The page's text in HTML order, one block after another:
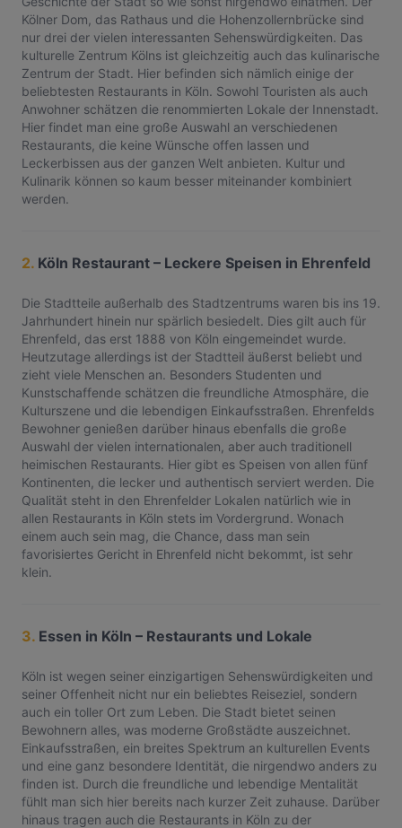
Kölner Dom, das Rathaus und die Hohenzollernbrücke sind
nur drei der vielen interessanten Sehenswürdigkeiten. Das
kulturelle Zentrum Kölns ist gleichzeitig auch das kulinarische
Zentrum der Stadt. Hier befinden sich nämlich einige der
beliebtesten Restaurants in Köln. Sowohl Touristen als auch
Anwohner schätzen die renommierten Lokale der Innenstadt.
Hier findet man eine große Auswahl an verschiedenen
Restaurants, die keine Wünsche offen lassen und
Leckerbissen aus der ganzen Welt anbieten. Kultur und
Kulinarik können so kaum besser miteinander kombiniert
werden.
2. Köln Restaurant – Leckere Speisen in Ehrenfeld
Die Stadtteile außerhalb des Stadtzentrums waren bis ins 19.
Jahrhundert hinein nur spärlich besiedelt. Dies gilt auch für
Ehrenfeld, das erst 1888 von Köln eingemeindet wurde.
Heutzutage allerdings ist der Stadtteil äußerst beliebt und
zieht viele Menschen an. Besonders Studenten und
Kunstschaffende schätzen die freundliche Atmosphäre, die
Kulturszene und die lebendigen Einkaufsstraßen. Ehrenfelds
Bewohner genießen darüber hinaus ebenfalls die große
Auswahl der vielen internationalen, aber auch traditionell
heimischen Restaurants. Hier gibt es Speisen von allen fünf
Kontinenten, die lecker und authentisch serviert werden. Die
Qualität steht in den Ehrenfelder Lokalen natürlich wie in
allen Restaurants in Köln stets im Vordergrund. Wonach
einem auch sein mag, die Chance, dass man sein
favorisiertes Gericht in Ehrenfeld nicht bekommt, ist sehr
klein.
3. Essen in Köln – Restaurants und Lokale
Köln ist wegen seiner einzigartigen Sehenswürdigkeiten und
seiner Offenheit nicht nur ein beliebtes Reiseziel, sondern
auch ein toller Ort zum Leben. Die Stadt bietet seinen
Bewohnern alles, was moderne Großstädte auszeichnet.
Einkaufsstraßen, ein breites Spektrum an kulturellen Events
und eine ganz besondere Identität, die nirgendwo anders zu
finden ist. Durch die freundliche und lebendige Mentalität
fühlt man sich hier bereits nach kurzer Zeit zuhause. Darüber
hinaus tragen auch die Restaurants in Köln zu der